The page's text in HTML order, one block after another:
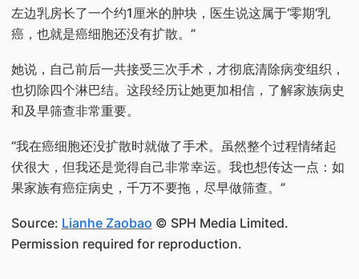
左边乳房长了一个约1厘米的肿块，医生说这属于‘零期’乳
癌，也就是癌细胞还没有扩散。”
她说，自己前后一共接受三次手术，才彻底清除病变组织，
也切除四个淋巴结。这段经历让她更加相信，了解家族病史
和及早筛查非常重要。
“我在癌细胞还没扩散时就做了手术。虽然整个过程情绪起
伏很大，但我还是觉得自己非常幸运。我也想传达一点：如
果家族有癌症病史，千万不要拖，尽早做筛查。”
Source: Lianhe Zaobao © SPH Media Limited.
Permission required for reproduction.